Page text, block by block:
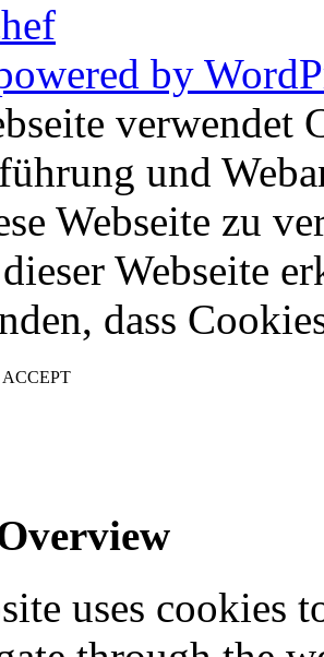
by
verwendet
und
Webseite zu
Webseite
dass
ACCEPT
uses cookies